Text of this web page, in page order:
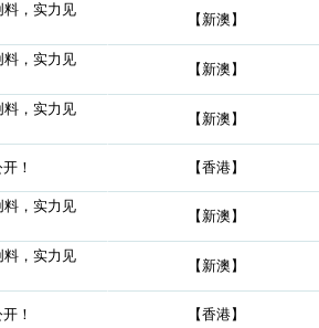
，实力见
【新澳】
，实力见
【新澳】
，实力见
【新澳】
！ 【香港】
，实力见
【新澳】
，实力见
【新澳】
！ 【香港】